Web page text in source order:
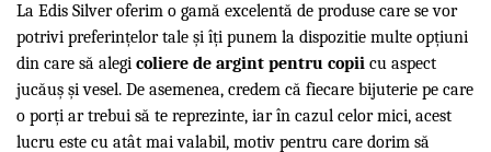
La Edis Silver oferim o gamă excelentă de produse care se vor
potrivi preferințelor tale și îți punem la dispozitie multe opțiuni
din care să alegi coliere de argint pentru copii cu aspect
jucăuș și vesel. De asemenea, credem că fiecare bijuterie pe care
o porți ar trebui să te reprezinte, iar în cazul celor mici, acest
lucru este cu atât mai valabil, motiv pentru care dorim să